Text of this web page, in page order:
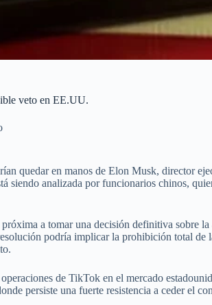
veto en EE.UU.
quedar en manos de Elon Musk, director
siendo analizada por funcionarios chinos,
a tomar una decisión definitiva sobre
podría implicar la prohibición total
de TikTok en el mercado
persiste una fuerte resistencia a ceder el